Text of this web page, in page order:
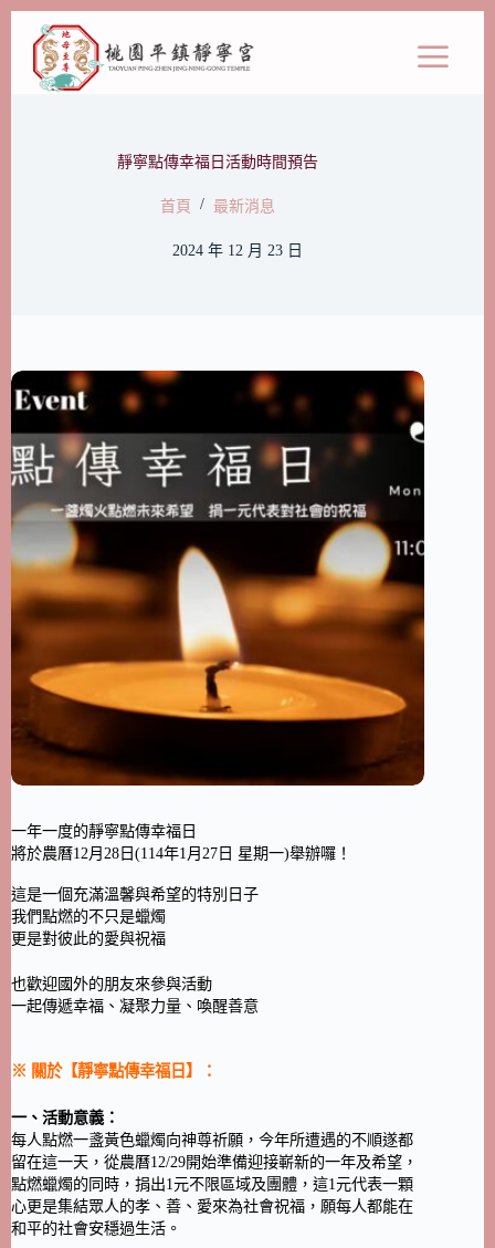
靜寧點傳幸福日活動時間預告
首頁 / 最新消息
2024 年 12 月 23 日
一年一度的靜寧點傳幸福日
將於農曆12月28日(114年1月27日 星期一)舉辦囉！
這是一個充滿溫馨與希望的特別日子
我們點燃的不只是蠟燭
更是對彼此的愛與祝福
也歡迎國外的朋友來參與活動
一起傳遞幸福、凝聚力量、喚醒善意
※ 關於【靜寧點傳幸福日】：
一、活動意義：
每人點燃一盞黃色蠟燭向神尊祈願，今年所遭遇的不順遂都
留在這一天，從農曆12/29開始準備迎接嶄新的一年及希望，
點燃蠟燭的同時，捐出1元不限區域及團體，這1元代表一顆
心更是集結眾人的孝、善、愛來為社會祝福，願每人都能在
和平的社會安穩過生活。